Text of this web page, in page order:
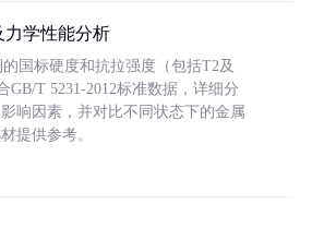
力学性能分析
国标硬度和抗拉强度（包括T2及
GB/T 5231-2012标准数据，详细分
响因素，并对比不同状态下的金属
提供参考。